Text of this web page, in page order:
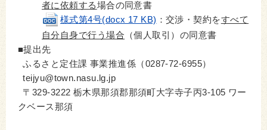
者に依頼する場合の同意書
様式第4号(docx 17 KB) ：交渉・契約をすべて
自分自身で行う場合 （個人取引）の同意書
■提出先
ふるさと定住課 事業推進係（0287-72-6955）
teijyu@town.nasu.lg.jp
〒329-3222 栃木県那須郡那須町大字寺子丙3-105 ワー
クベース那須